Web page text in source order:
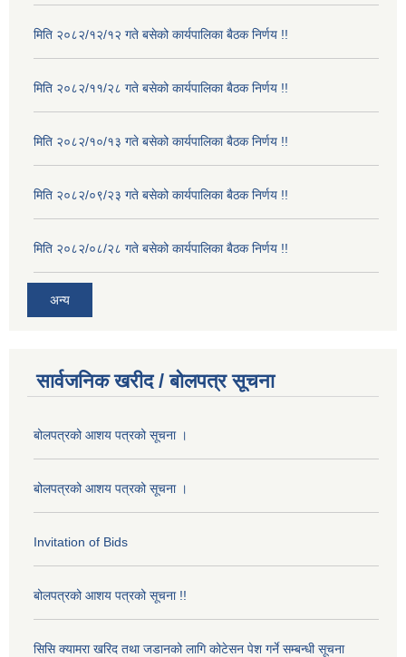
मिति २०८२/१२/१२ गते बसेको कार्यपालिका बैठक निर्णय !!
मिति २०८२/११/२८ गते बसेको कार्यपालिका बैठक निर्णय !!
मिति २०८२/१०/१३ गते बसेको कार्यपालिका बैठक निर्णय !!
मिति २०८२/०९/२३ गते बसेको कार्यपालिका बैठक निर्णय !!
मिति २०८२/०८/२८ गते बसेको कार्यपालिका बैठक निर्णय !!
अन्य
सार्वजनिक खरीद / बोलपत्र सूचना
बोलपत्रको आशय पत्रको सूचना ।
बोलपत्रको आशय पत्रको सूचना ।
Invitation of Bids
बोलपत्रको आशय पत्रको सूचना !!
सिसि क्यामरा खरिद तथा जडानको लागि कोटेसन पेश गर्ने सम्बन्धी सूचना